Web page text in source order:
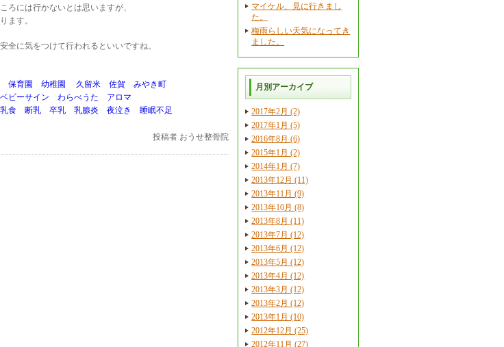
ろには行かないとは思いますが、
ます。
全に気をつけて行われるといいですね。
保育園 幼稚園 久留米 佐賀 みやき町
ビーサイン わらべうた アロマ
断乳 卒乳 乳腺炎 夜泣き 睡眠不足
投稿者 おうせ整骨院
マイケル、見に行きまし
た。
梅雨らしい天気になってき
ました。
月別アーカイブ
2017年2月 (2)
2017年1月 (5)
2016年8月 (6)
2015年1月 (2)
2014年1月 (7)
2013年12月 (11)
2013年11月 (9)
2013年10月 (8)
2013年8月 (11)
2013年7月 (12)
2013年6月 (12)
2013年5月 (12)
2013年4月 (12)
2013年3月 (12)
2013年2月 (12)
2013年1月 (10)
2012年12月 (25)
2012年11月 (27)